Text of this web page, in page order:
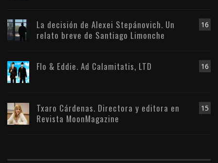
16
La decisión de Alexei Stepánovich. Un
relato breve de Santiago Limonche
16
Flo & Eddie. Ad Calamitatis, LTD
15
Txaro Cárdenas. Directora y editora en
Revista MoonMagazine